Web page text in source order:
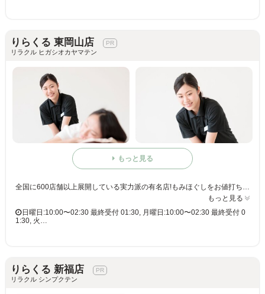
りらくる 東岡山店
リラクル ヒガシオカヤマテン
もっと見る
全国に600店舗以上展開している実力派の有名店!もみほぐしをお値打ち価格で☆60分3,980円(りらくるアプリ会員価格3,600円)
もっと見る
日曜日:10:00〜02:30 最終受付 01:30, 月曜日:10:00〜02:30 最終受付 0
1:30, 火…
りらくる 新福店
リラクル シンプクテン